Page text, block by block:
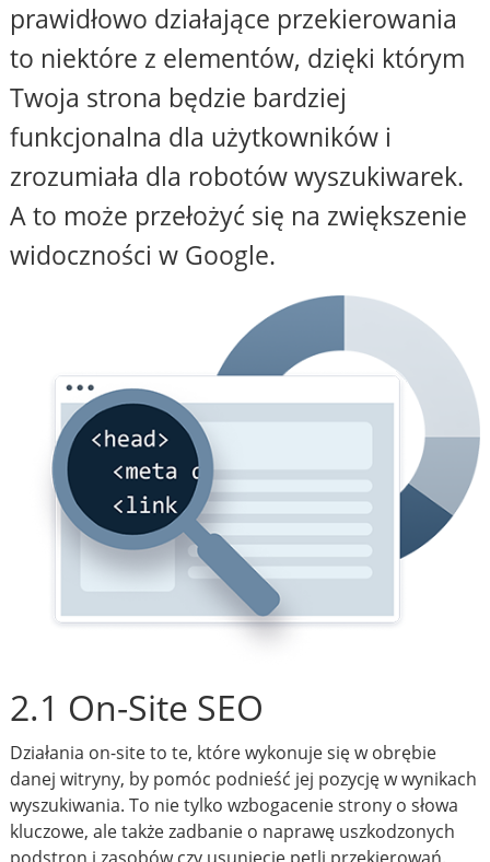
prawidłowo działające przekierowania
to niektóre z elementów, dzięki którym
Twoja strona będzie bardziej
funkcjonalna dla użytkowników i
zrozumiała dla robotów wyszukiwarek.
A to może przełożyć się na zwiększenie
widoczności w Google.
2.1 On-Site SEO
Działania on-site to te, które wykonuje się w obrębie
danej witryny, by pomóc podnieść jej pozycję w wynikach
wyszukiwania. To nie tylko wzbogacenie strony o słowa
kluczowe, ale także zadbanie o naprawę uszkodzonych
podstron i zasobów czy usunięcie pętli przekierowań.